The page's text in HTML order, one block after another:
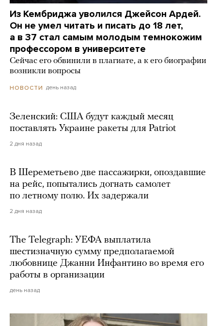
Из Кембриджа уволился Джейсон Ардей.
Он не умел читать и писать до 18 лет,
а в 37 стал самым молодым темнокожим
профессором в университете
Сейчас его обвинили в плагиате, а к его биографии
возникли вопросы
НОВОСТИ день назад
Зеленский: США будут каждый месяц
поставлять Украине ракеты для Patriot
2 дня назад
В Шереметьево две пассажирки, опоздавшие
на рейс, попытались догнать самолет
по летному полю. Их задержали
2 дня назад
The Telegraph: УЕФА выплатила
шестизначную сумму предполагаемой
любовнице Джанни Инфантино во время его
работы в организации
день назад